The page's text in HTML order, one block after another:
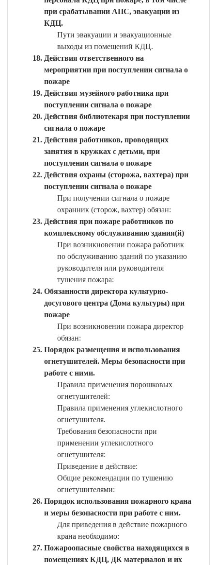
при срабатывании АПС, эвакуации из
КДЦ.
Пути эвакуации и эвакуационные
выходы из помещений КДЦ.
Действия ответственного на
мероприятии при поступлении сигнала о
пожаре
Действия музейного работника при
поступлении сигнала о пожаре
Действия библиотекаря при поступлении
сигнала о пожаре
Действия работников, проводящих
занятия в кружках с детьми, при
поступлении сигнала о пожаре
Действия охраны (сторожа, вахтера) при
поступлении сигнала о пожаре
При получении сигнала о пожаре
охранник (сторож, вахтер) обязан:
Действия при пожаре работников по
комплексному обслуживанию здания(й)
При возникновении пожара работник
по обслуживанию зданий по указанию
руководителя или руководителя
тушения пожара:
Обязанности директора культурно-
досугового центра (Дома культуры) при
пожаре
При возникновении пожара директор
обязан:
Порядок размещения и использования
огнетушителей. Меры безопасности при
работе с ними.
Правила применения порошковых
огнетушителей:
Правила применения углекислотного
огнетушителя.
Требования безопасности при
применении углекислотного
огнетушителя:
Приведение в действие:
Общие рекомендации по тушению
огнетушителями:
Порядок использования пожарного крана
и меры безопасности при работе с ним.
Для приведения в действие пожарного
крана необходимо:
Пожароопасные свойства находящихся в
помещениях КДЦ, ДК материалов и их